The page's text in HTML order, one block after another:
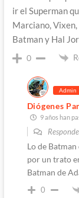
ir el Superman
Marciano, Vixen,
Batman y Hal
0
Admin
Diógenes
9 años han
Lo de
por un trato
Batman de
0